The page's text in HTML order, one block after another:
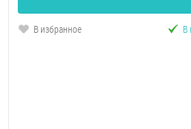
В избранное В